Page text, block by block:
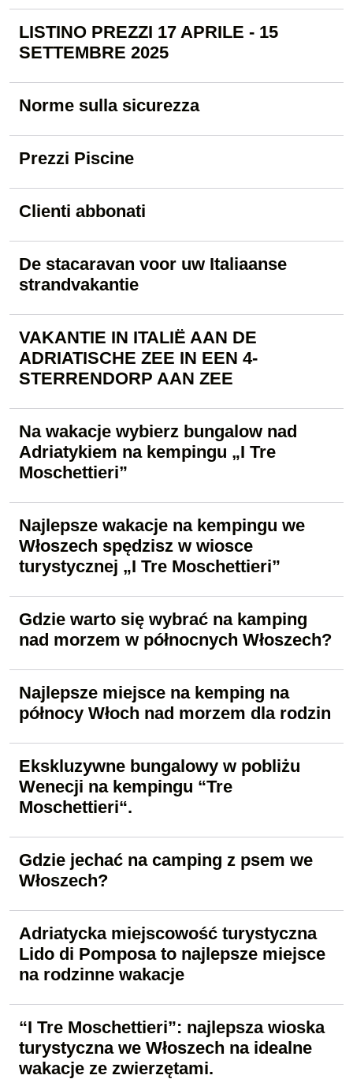
LISTINO PREZZI 17 APRILE - 15
SETTEMBRE 2025
Norme sulla sicurezza
Prezzi Piscine
Clienti abbonati
De stacaravan voor uw Italiaanse
strandvakantie
VAKANTIE IN ITALIË AAN DE
ADRIATISCHE ZEE IN EEN 4-
STERRENDORP AAN ZEE
Na wakacje wybierz bungalow nad
Adriatykiem na kempingu „I Tre
Moschettieri”
Najlepsze wakacje na kempingu we
Włoszech spędzisz w wiosce
turystycznej „I Tre Moschettieri”
Gdzie warto się wybrać na kamping
nad morzem w północnych Włoszech?
Najlepsze miejsce na kemping na
północy Włoch nad morzem dla rodzin
Ekskluzywne bungalowy w pobliżu
Wenecji na kempingu “Tre
Moschettieri“.
Gdzie jechać na camping z psem we
Włoszech?
Adriatycka miejscowość turystyczna
Lido di Pomposa to najlepsze miejsce
na rodzinne wakacje
“I Tre Moschettieri”: najlepsza wioska
turystyczna we Włoszech na idealne
wakacje ze zwierzętami.